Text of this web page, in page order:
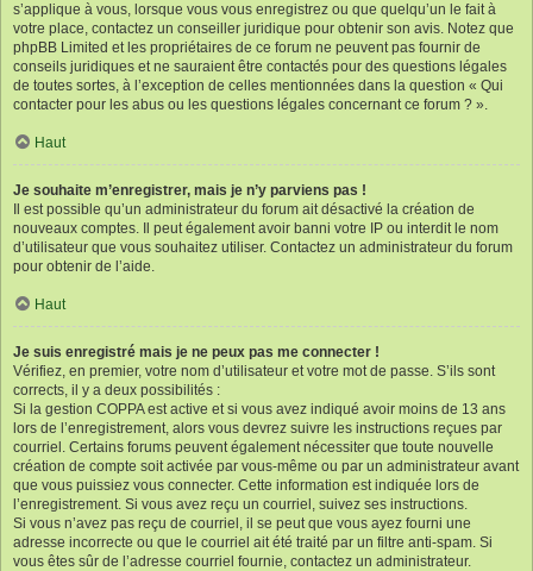
s’applique à vous, lorsque vous vous enregistrez ou que quelqu’un le fait à
votre place, contactez un conseiller juridique pour obtenir son avis. Notez que
phpBB Limited et les propriétaires de ce forum ne peuvent pas fournir de
conseils juridiques et ne sauraient être contactés pour des questions légales
de toutes sortes, à l’exception de celles mentionnées dans la question « Qui
contacter pour les abus ou les questions légales concernant ce forum ? ».
Haut
Je souhaite m’enregistrer, mais je n’y parviens pas !
Il est possible qu’un administrateur du forum ait désactivé la création de
nouveaux comptes. Il peut également avoir banni votre IP ou interdit le nom
d’utilisateur que vous souhaitez utiliser. Contactez un administrateur du forum
pour obtenir de l’aide.
Haut
Je suis enregistré mais je ne peux pas me connecter !
Vérifiez, en premier, votre nom d’utilisateur et votre mot de passe. S’ils sont
corrects, il y a deux possibilités :
Si la gestion COPPA est active et si vous avez indiqué avoir moins de 13 ans
lors de l’enregistrement, alors vous devrez suivre les instructions reçues par
courriel. Certains forums peuvent également nécessiter que toute nouvelle
création de compte soit activée par vous-même ou par un administrateur avant
que vous puissiez vous connecter. Cette information est indiquée lors de
l’enregistrement. Si vous avez reçu un courriel, suivez ses instructions.
Si vous n’avez pas reçu de courriel, il se peut que vous ayez fourni une
adresse incorrecte ou que le courriel ait été traité par un filtre anti-spam. Si
vous êtes sûr de l’adresse courriel fournie, contactez un administrateur.